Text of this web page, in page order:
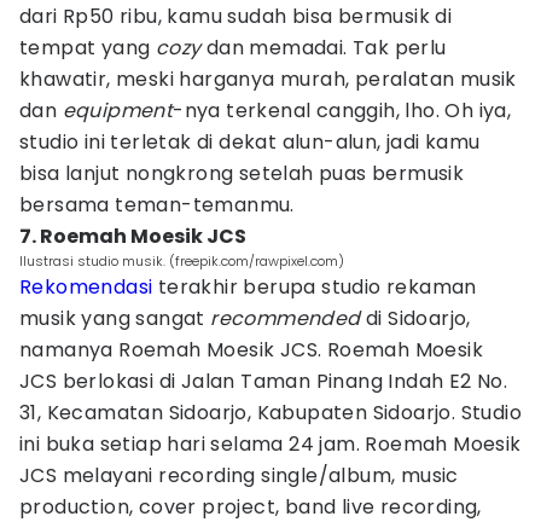
dari Rp50 ribu, kamu sudah bisa bermusik di
tempat yang cozydan memadai. Tak perlu
khawatir, meski harganya murah, peralatan musik
dan equipment-nya terkenal canggih, lho. Oh iya,
studio ini terletak di dekat alun-alun, jadi kamu
bisa lanjut nongkrong setelah puas bermusik
bersama teman-temanmu.
7. Roemah Moesik JCS
Ilustrasi studio musik. (freepik.com/rawpixel.com)
Rekomendasi terakhir berupa studio rekaman
musik yang sangat recommendeddi Sidoarjo,
namanya Roemah Moesik JCS. Roemah Moesik
JCS berlokasi di Jalan Taman Pinang Indah E2 No.
31, Kecamatan Sidoarjo, Kabupaten Sidoarjo. Studio
ini buka setiap hari selama 24 jam. Roemah Moesik
JCS melayani recording single/album, music
production, cover project, band live recording,